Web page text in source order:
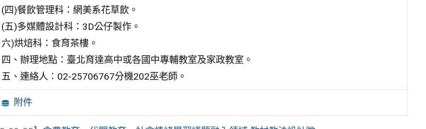
(四)餐飲管理科：網美系花草飲。
(五)多媒體設計科：3D公仔製作。
六)烘焙科：食育茶樓。
四、辦理地點：臺北育達高中或各國中專輔教室及家政教室。
五、連絡人：02-25706767分機202巫老師。
附件